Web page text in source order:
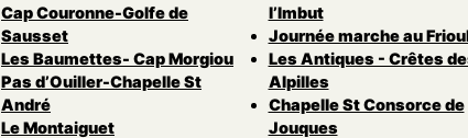
Cap Couronne-Golfe de
Sausset
Les Baumettes- Cap Morgiou
Pas d’Ouiller-Chapelle St
André
Le Montaiguet
l’Imbut
Journée marche au
Les Antiques - Crêtes
Alpilles
Chapelle St Consorce de
Jouques